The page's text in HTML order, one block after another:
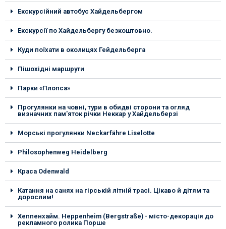
Екскурсійний автобус Хайдельбергом
Екскурсії по Хайдельбергу безкоштовно.
Куди поїхати в околицях Гейдельберга
Пішохідні маршрути
Парки «Плопса»
Прогулянки на човні, тури в обидві сторони та огляд
визначних пам'яток річки Неккар у Хайдельберзі
Морські прогулянки Neckarfähre Liselotte
Philosophenweg Heidelberg
Краса Odenwald
Катання на санях на гірській літній трасі. Цікаво й дітям та
дорослим!
Хеппенхайм. Heppenheim (Bergstraße) - місто-декорація до
рекламного ролика Порше